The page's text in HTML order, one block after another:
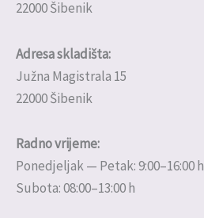
22000 Šibenik
Adresa skladišta:
Južna Magistrala 15
22000 Šibenik
Radno vrijeme:
Ponedjeljak — Petak: 9:00–16:00 h
Subota: 08:00–13:00 h